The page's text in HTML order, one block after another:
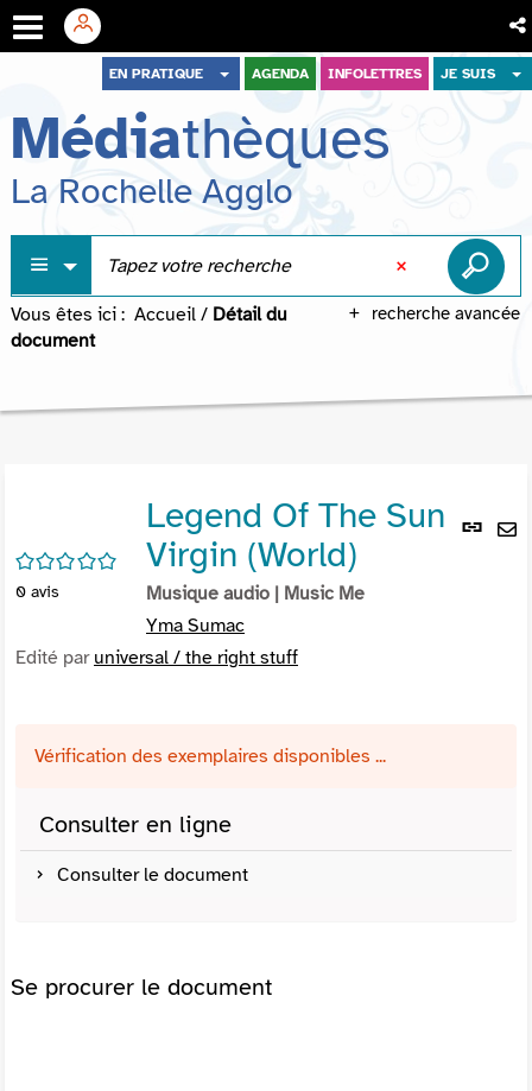
menu
contenu
recherche
EN PRATIQUE AGENDA INFOLETTRES JE SUIS
Médiathèques
La Rochelle Agglo
recherche avancée
Vous êtes ici : Accueil / Détail du
document
Lien
/5
0 avis
Legend Of The Sun
Virgin (World)
Musique audio | Music Me
Yma Sumac
Edité par universal / the right stuff
Vérification des exemplaires disponibles ...
Consulter en ligne
Consulter le document
Se procurer le document